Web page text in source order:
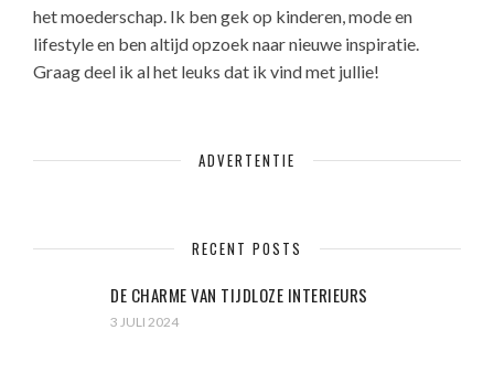
het moederschap. Ik ben gek op kinderen, mode en
lifestyle en ben altijd opzoek naar nieuwe inspiratie.
Graag deel ik al het leuks dat ik vind met jullie!
ADVERTENTIE
RECENT POSTS
DE CHARME VAN TIJDLOZE INTERIEURS
3 JULI 2024